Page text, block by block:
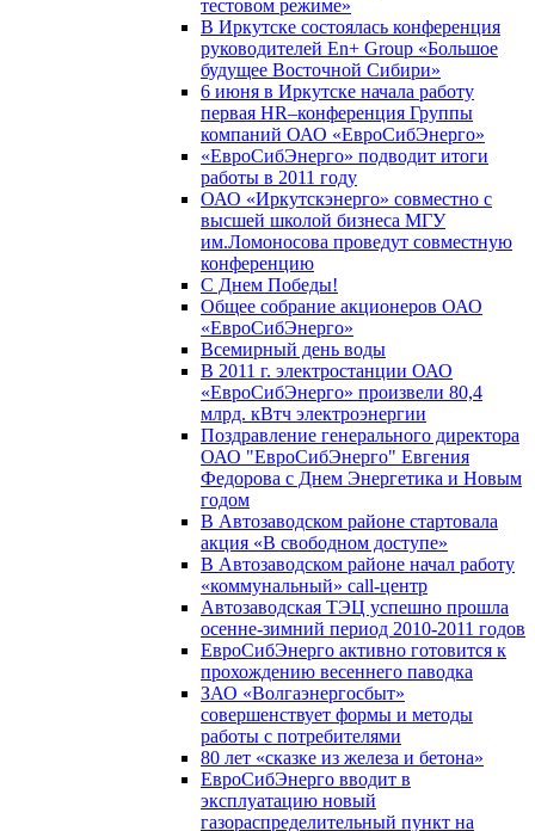
тестовом режиме»
В Иркутске состоялась конференция
руководителей En+ Group «Большое
будущее Восточной Сибири»
6 июня в Иркутске начала работу
первая HR–конференция Группы
компаний ОАО «ЕвроСибЭнерго»
«ЕвроСибЭнерго» подводит итоги
работы в 2011 году
ОАО «Иркутскэнерго» совместно с
высшей школой бизнеса МГУ
им.Ломоносова проведут совместную
конференцию
С Днем Победы!
Общее собрание акционеров ОАО
«ЕвроСибЭнерго»
Всемирный день воды
В 2011 г. электростанции ОАО
«ЕвроСибЭнерго» произвели 80,4
млрд. кВтч электроэнергии
Поздравление генерального директора
ОАО "ЕвроСибЭнерго" Евгения
Федорова с Днем Энергетика и Новым
годом
В Автозаводском районе стартовала
акция «В свободном доступе»
В Автозаводском районе начал работу
«коммунальный» call-центр
Автозаводская ТЭЦ успешно прошла
осенне-зимний период 2010-2011 годов
ЕвроСибЭнерго активно готовится к
прохождению весеннего паводка
ЗАО «Волгаэнергосбыт»
совершенствует формы и методы
работы с потребителями
80 лет «сказке из железа и бетона»
ЕвроСибЭнерго вводит в
эксплуатацию новый
газораспределительный пункт на